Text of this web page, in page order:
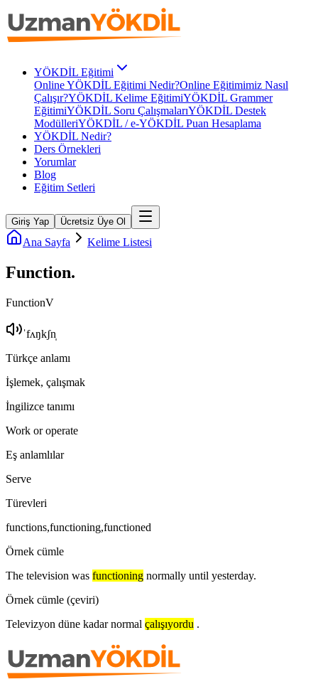
YÖKDİL Eğitimi
Online YÖKDİL Eğitimi Nedir?Online Eğitimimiz Nasıl
Çalışır?YÖKDİL Kelime EğitimiYÖKDİL Grammer
EğitimiYÖKDİL Soru ÇalışmalarıYÖKDİL Destek
ModülleriYÖKDİL / e-YÖKDİL Puan Hesaplama
YÖKDİL Nedir?
Ders Örnekleri
Yorumlar
Blog
Eğitim Setleri
Giriş Yap Ücretsiz Üye Ol
Ana Sayfa Kelime Listesi
Function.
FunctionV
ˈfʌŋkʃn̩
Türkçe anlamı
İşlemek, çalışmak
İngilizce tanımı
Work or operate
Eş anlamlılar
Serve
Türevleri
functions,functioning,functioned
Örnek cümle
The television was functioning normally until yesterday.
Örnek cümle (çeviri)
Televizyon düne kadar normal çalışıyordu .